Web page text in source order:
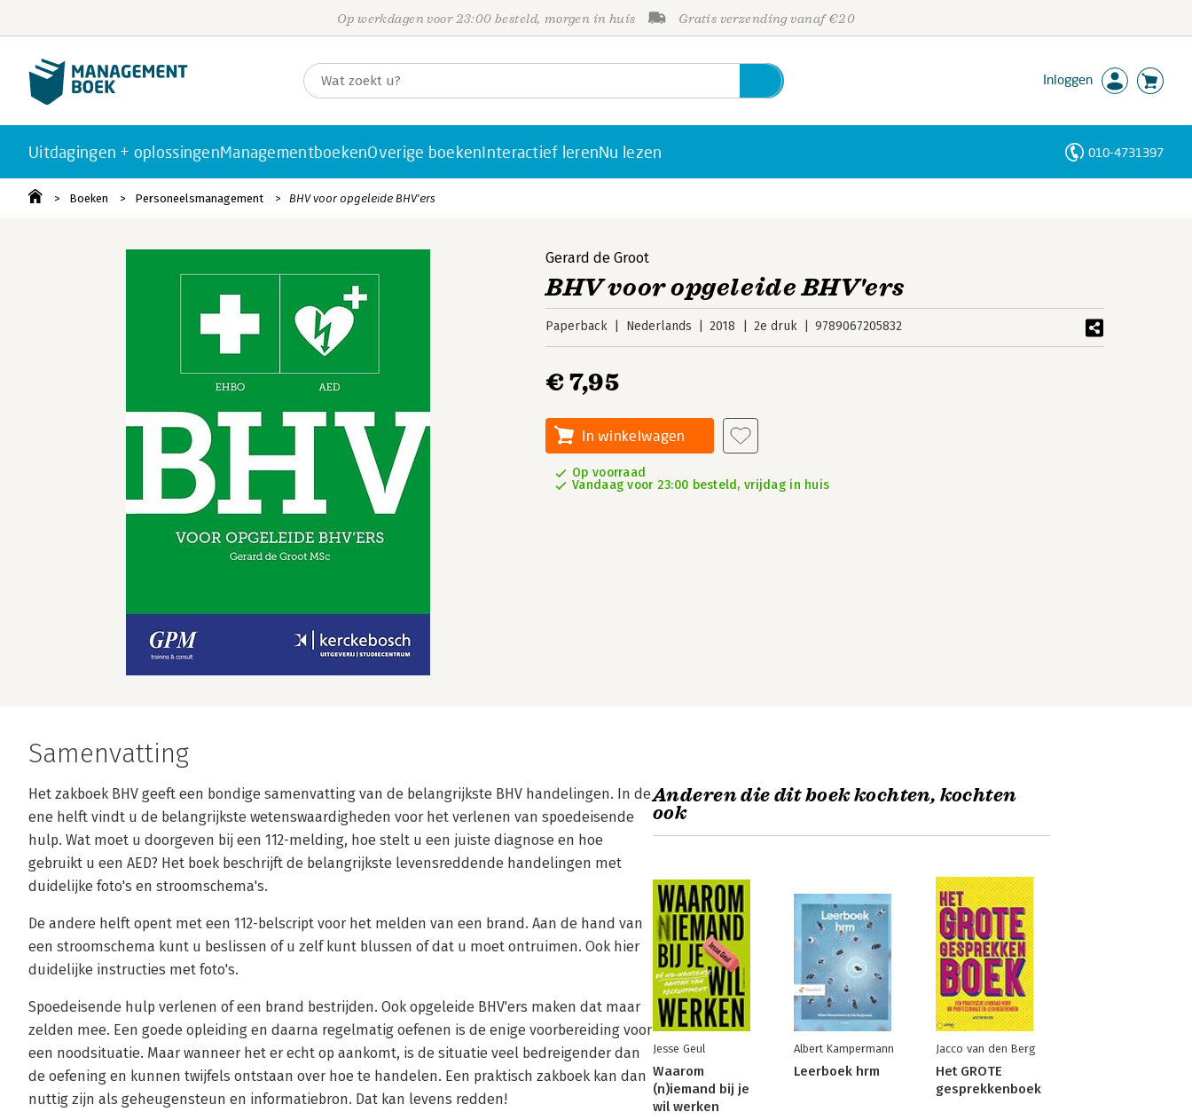
Op werkdagen voor 23:00 besteld, morgen in huis Gratis verzending vanaf €20
Inloggen
Uitdagingen + oplossingenManagementboekenOverige boekenInteractief lerenNu lezen 010-4731397
Boeken Personeelsmanagement BHV voor opgeleide BHV'ers
Gerard de Groot
BHV voor opgeleide BHV'ers
Paperback Nederlands 2018 2e druk 9789067205832
€ 7,95
In winkelwagen
Op voorraad
Vandaag voor 23:00 besteld, vrijdag in huis
Samenvatting
Het zakboek BHV geeft een bondige samenvatting van de belangrijkste BHV handelingen. In de
ene helft vindt u de belangrijkste wetenswaardigheden voor het verlenen van spoedeisende
hulp. Wat moet u doorgeven bij een 112-melding, hoe stelt u een juiste diagnose en hoe
gebruikt u een AED? Het boek beschrijft de belangrijkste levensreddende handelingen met
duidelijke foto's en stroomschema's.
De andere helft opent met een 112-belscript voor het melden van een brand. Aan de hand van
een stroomschema kunt u beslissen of u zelf kunt blussen of dat u moet ontruimen. Ook hier
duidelijke instructies met foto's.
Spoedeisende hulp verlenen of een brand bestrijden. Ook opgeleide BHV'ers maken dat maar
zelden mee. Een goede opleiding en daarna regelmatig oefenen is de enige voorbereiding voor
een noodsituatie. Maar wanneer het er echt op aankomt, is de situatie veel bedreigender dan
de oefening en kunnen twijfels ontstaan over hoe te handelen. Een praktisch zakboek kan dan
nuttig zijn als geheugensteun en informatiebron. Dat kan levens redden!
Anderen die dit boek kochten, kochten
ook
Jesse Geul
Waarom
(n)iemand bij je
wil werken
Albert Kampermann
Leerboek hrm
Jacco van den Berg
Het GROTE
gesprekkenboek
Personen